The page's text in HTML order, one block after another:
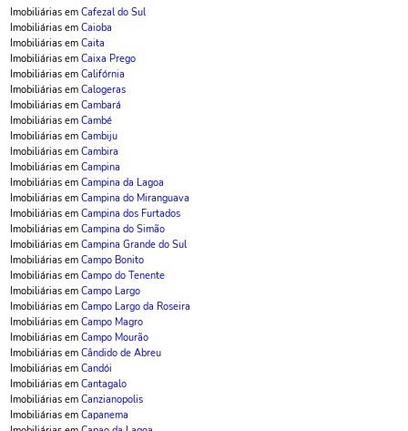
Imobiliárias em Cafezal do Sul
Imobiliárias em Caioba
Imobiliárias em Caita
Imobiliárias em Caixa Prego
Imobiliárias em Califórnia
Imobiliárias em Calogeras
Imobiliárias em Cambará
Imobiliárias em Cambé
Imobiliárias em Cambiju
Imobiliárias em Cambira
Imobiliárias em Campina
Imobiliárias em Campina da Lagoa
Imobiliárias em Campina do Miranguava
Imobiliárias em Campina dos Furtados
Imobiliárias em Campina do Simão
Imobiliárias em Campina Grande do Sul
Imobiliárias em Campo Bonito
Imobiliárias em Campo do Tenente
Imobiliárias em Campo Largo
Imobiliárias em Campo Largo da Roseira
Imobiliárias em Campo Magro
Imobiliárias em Campo Mourão
Imobiliárias em Cândido de Abreu
Imobiliárias em Candói
Imobiliárias em Cantagalo
Imobiliárias em Canzianopolis
Imobiliárias em Capanema